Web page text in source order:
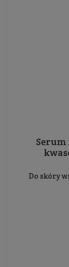
Do skóry